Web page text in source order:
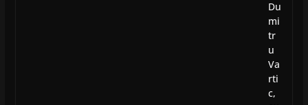
Du
mi
tr
u
Va
rti
c,